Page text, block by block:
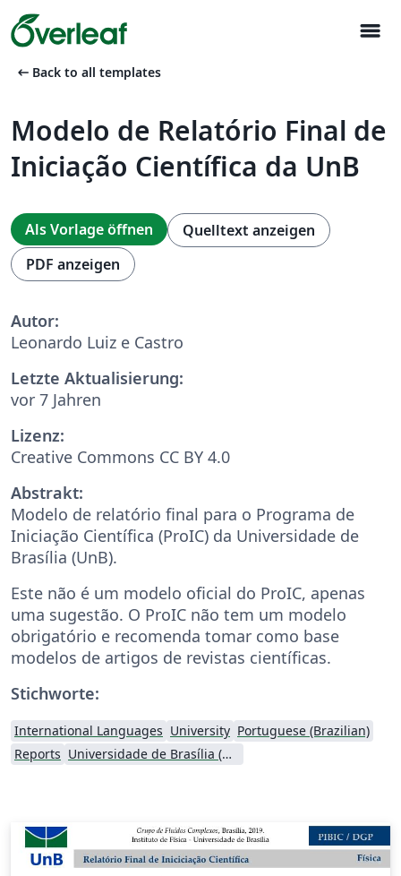
menu
arrow_left_alt Back to all templates
Modelo de Relatório Final de
Iniciação Científica da UnB
Als Vorlage öffnen
Quelltext anzeigen
PDF anzeigen
Autor:
Leonardo Luiz e Castro
Letzte Aktualisierung:
vor 7 Jahren
Lizenz:
Creative Commons CC BY 4.0
Abstrakt:
Modelo de relatório final para o Programa de
Iniciação Científica (ProIC) da Universidade de
Brasília (UnB).
Este não é um modelo oficial do ProIC, apenas
uma sugestão. O ProIC não tem um modelo
obrigatório e recomenda tomar como base
modelos de artigos de revistas científicas.
Stichworte:
International Languages University Portuguese (Brazilian)
Reports
Universidade de Brasília (UnB)